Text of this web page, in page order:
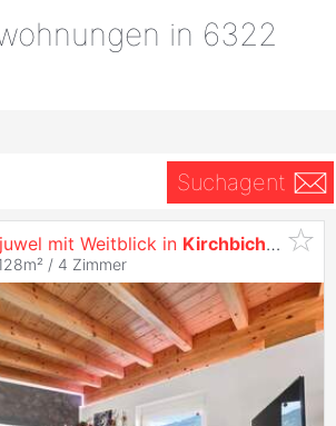
in 6322
Suchagent
mit Weitblick in Kirchbichl zu
/ 4 Zimmer